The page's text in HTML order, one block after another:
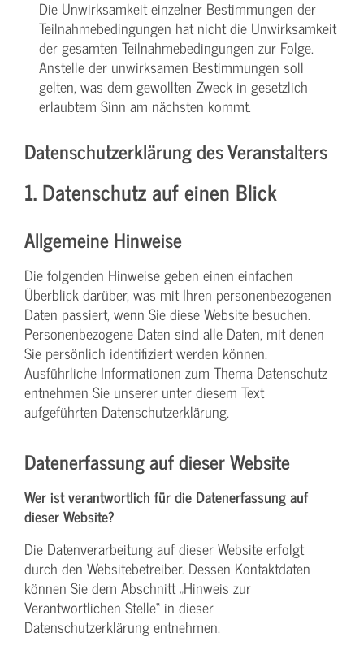
Die Unwirksamkeit einzelner Bestimmungen der
Teilnahmebedingungen hat nicht die Unwirksamkeit
der gesamten Teilnahmebedingungen zur Folge.
Anstelle der unwirksamen Bestimmungen soll
gelten, was dem gewollten Zweck in gesetzlich
erlaubtem Sinn am nächsten kommt.
Datenschutzerklärung des Veranstalters
1. Datenschutz auf einen Blick
Allgemeine Hinweise
Die folgenden Hinweise geben einen einfachen
Überblick darüber, was mit Ihren personenbezogenen
Daten passiert, wenn Sie diese Website besuchen.
Personenbezogene Daten sind alle Daten, mit denen
Sie persönlich identifiziert werden können.
Ausführliche Informationen zum Thema Datenschutz
entnehmen Sie unserer unter diesem Text
aufgeführten Datenschutzerklärung.
Datenerfassung auf dieser Website
Wer ist verantwortlich für die Datenerfassung auf
dieser Website?
Die Datenverarbeitung auf dieser Website erfolgt
durch den Websitebetreiber. Dessen Kontaktdaten
können Sie dem Abschnitt „Hinweis zur
Verantwortlichen Stelle“ in dieser
Datenschutzerklärung entnehmen.